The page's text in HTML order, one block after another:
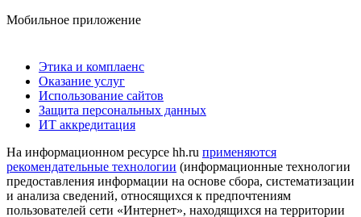
Мобильное приложение
Этика и комплаенс
Оказание услуг
Использование сайтов
Защита персональных данных
ИТ аккредитация
На информационном ресурсе hh.ru применяются
рекомендательные технологии (информационные технологии
предоставления информации на основе сбора, систематизации
и анализа сведений, относящихся к предпочтениям
пользователей сети «Интернет», находящихся на территории